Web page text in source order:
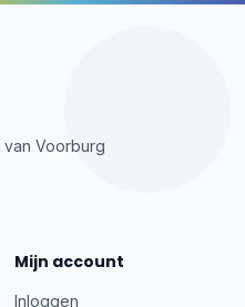
Voorburg
Mijn account
Inloggen